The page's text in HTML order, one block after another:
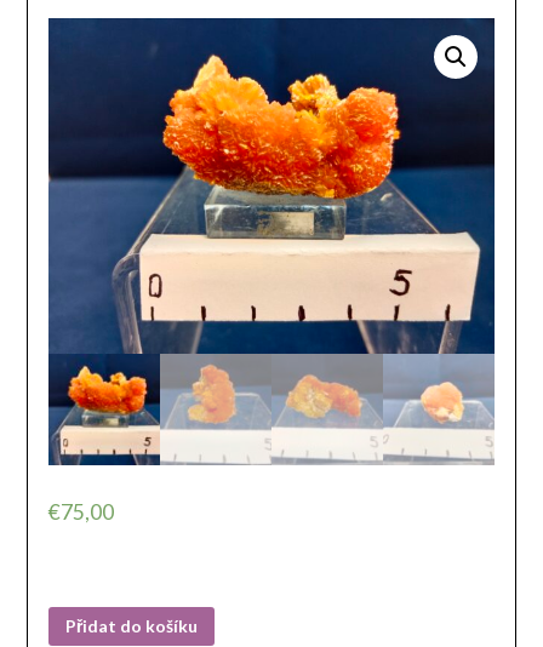
€75,00
Přidat do košíku